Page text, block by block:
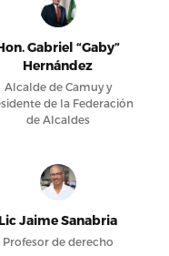
Gabriel “Gaby”
Hernández
Alcalde de Camuy y
de la Federación
de Alcaldes
Lic Jaime Sanabria
Profesor de derecho